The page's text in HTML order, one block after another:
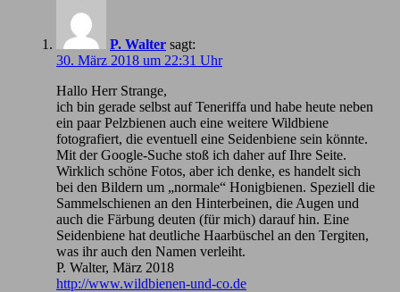
P. Walter sagt:
30. März 2018 um 22:31 Uhr
Hallo Herr Strange,
ich bin gerade selbst auf Teneriffa und habe heute neben
ein paar Pelzbienen auch eine weitere Wildbiene
fotografiert, die eventuell eine Seidenbiene sein könnte.
Mit der Google-Suche stoß ich daher auf Ihre Seite.
Wirklich schöne Fotos, aber ich denke, es handelt sich
bei den Bildern um „normale“ Honigbienen. Speziell die
Sammelschienen an den Hinterbeinen, die Augen und
auch die Färbung deuten (für mich) darauf hin. Eine
Seidenbiene hat deutliche Haarbüschel an den Tergiten,
was ihr auch den Namen verleiht.
P. Walter, März 2018
http://www.wildbienen-und-co.de